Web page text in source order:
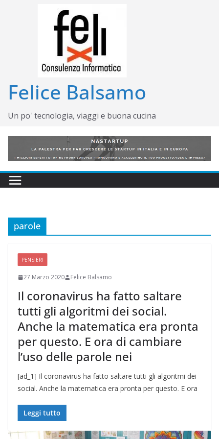
Felice Balsamo
Un po' tecnologia, viaggi e buona cucina
parole
PENSIERI
27 Marzo 2020 Felice Balsamo
Il coronavirus ha fatto saltare
tutti gli algoritmi dei social.
Anche la matematica era pronta
per questo. E ora di cambiare
l’uso delle parole nei
[ad_1] Il coronavirus ha fatto saltare tutti gli algoritmi dei
social. Anche la matematica era pronta per questo. E ora
Leggi tutto